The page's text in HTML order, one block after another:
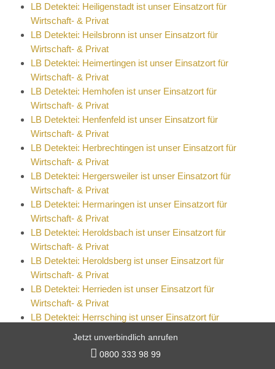
Jetzt unverbindlich anrufen
 0800 333 98 99
LB Detektei: Heiligenstadt ist unser Einsatzort für
Wirtschaft- & Privat
LB Detektei: Heilsbronn ist unser Einsatzort für
Wirtschaft- & Privat
LB Detektei: Heimertingen ist unser Einsatzort für
Wirtschaft- & Privat
LB Detektei: Hemhofen ist unser Einsatzort für
Wirtschaft- & Privat
LB Detektei: Henfenfeld ist unser Einsatzort für
Wirtschaft- & Privat
LB Detektei: Herbrechtingen ist unser Einsatzort für
Wirtschaft- & Privat
LB Detektei: Hergersweiler ist unser Einsatzort für
Wirtschaft- & Privat
LB Detektei: Hermaringen ist unser Einsatzort für
Wirtschaft- & Privat
LB Detektei: Heroldsbach ist unser Einsatzort für
Wirtschaft- & Privat
LB Detektei: Heroldsberg ist unser Einsatzort für
Wirtschaft- & Privat
LB Detektei: Herrieden ist unser Einsatzort für
Wirtschaft- & Privat
LB Detektei: Herrsching ist unser Einsatzort für
Wirtschaft- & Privat